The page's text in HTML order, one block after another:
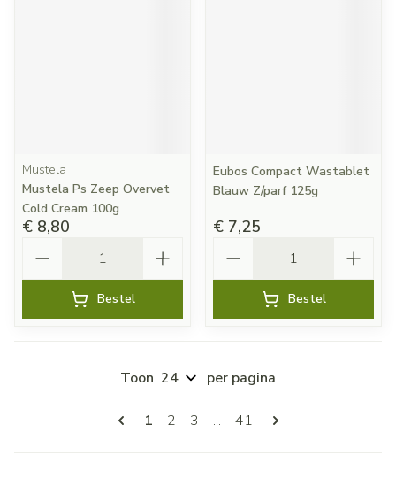
Mustela
Mustela Ps Zeep Overvet
Cold Cream 100g
€ 8,80
Bestel
Eubos Compact Wastablet
Blauw Z/parf 125g
€ 7,25
Bestel
Pagina's
U lees momenteel pagina
1 Pagina
2 Pagina
3 ... Pagina
41
Toon per pagina